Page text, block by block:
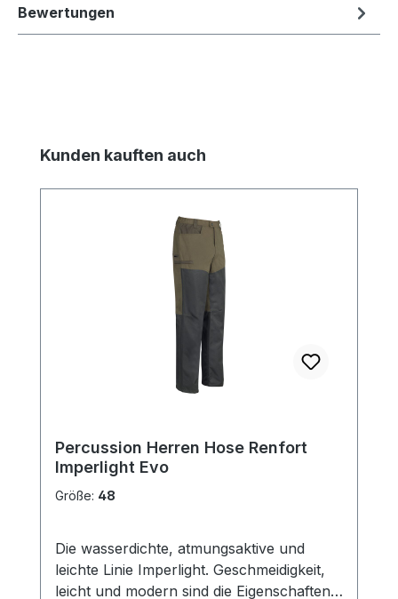
Bewertungen
Produktgalerie überspringen
Kunden kauften auch
Percussion Herren Hose Renfort
Imperlight Evo
Größe: 48
Die wasserdichte, atmungsaktive und
leichte Linie Imperlight. Geschmeidigkeit,
leicht und modern sind die Eigenschaften,